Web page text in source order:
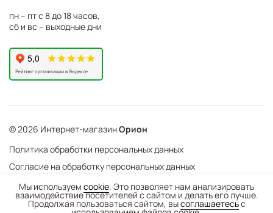
Мы используем cookie. Это позволяет нам анализировать
взаимодействие посетителей с сайтом и делать его лучше.
Продолжая пользоваться сайтом, высоглашаетесьс
- + В корзину
пн – пт с 8 до 18 часов,
сб и вс – выходные дни
© 2026 Интернет-магазинОрион
Политика обработки персональных данных
Согласие на обработку персональных данных
Web Механика
- создание интернет-магазинов